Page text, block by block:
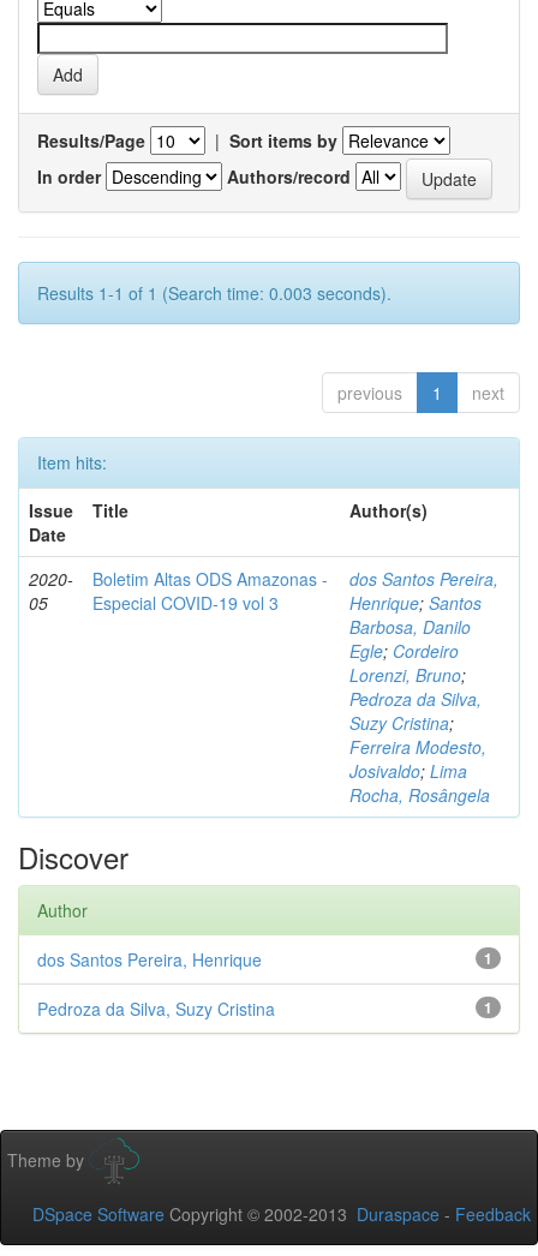
Results/Page | Sort items by
In order
Authors/record
Results 1-1 of 1 (Search time: 0.003 seconds).
previous 1 next
Item hits:
Issue
Date
Title Author(s)
2020-
05
Boletim Altas ODS Amazonas -
Especial COVID-19 vol 3
dos Santos Pereira,
Henrique; Santos
Barbosa, Danilo
Egle; Cordeiro
Lorenzi, Bruno;
Pedroza da Silva,
Suzy Cristina;
Ferreira Modesto,
Josivaldo; Lima
Rocha, Rosângela
Discover
Author
1
dos Santos Pereira, Henrique
1
Pedroza da Silva, Suzy Cristina
Theme by
DSpace Software Copyright © 2002-2013 Duraspace - Feedback